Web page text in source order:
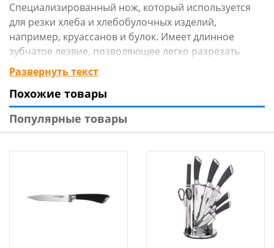
Специализированный нож, который используется
для резки хлеба и хлебобулочных изделий,
например, круассанов и булок. Имеет длинное
зубчатое лезвие, позволяющее легко разрезать
твердые корки хлеба без повреждения текстуры
мякиша.
Развернуть текст
Похожие товары
Популярные товары